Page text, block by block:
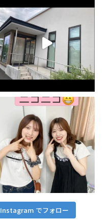
Instagram でフォロー